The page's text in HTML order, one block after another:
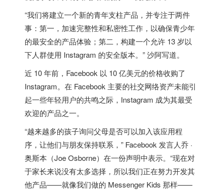
“我们将建立一个新的青年支柱产品，并专注于两件
事：第一，加速完整性和私密性工作，以确保青少年
的最安全的产品体验；第二，构建一个允许 13 岁以
下人群使用 Instagram 的安全版本。” 沙阿写道。
近 10 年前，Facebook 以 10 亿美元的价格收购了
Instagram。在 Facebook 主要的社交网络资产未能引
起一些年轻用户的共鸣之际，Instagram 成为其最受
欢迎的产品之一。
“越来越多的孩子询问父母是否可以加入该应用程
序，让他们与朋友保持联系，” Facebook 发言人乔 ·
奥斯本（Joe Osborne）在一份声明中表示。“现在对
于家长来说没有太多选择，所以我们正在努力开发其
他产品——就像我们做的 Messenger Kids 那样——